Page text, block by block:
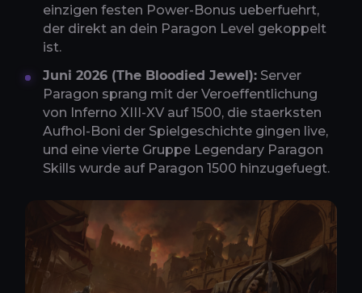
einzigen festen Power-Bonus ueberfuehrt,
der direkt an dein Paragon Level gekoppelt
ist.
Juni 2026 (The Bloodied Jewel): Server
Paragon sprang mit der Veroeffentlichung
von Inferno XIII-XV auf 1500, die staerksten
Aufhol-Boni der Spielgeschichte gingen live,
und eine vierte Gruppe Legendary Paragon
Skills wurde auf Paragon 1500 hinzugefuegt.